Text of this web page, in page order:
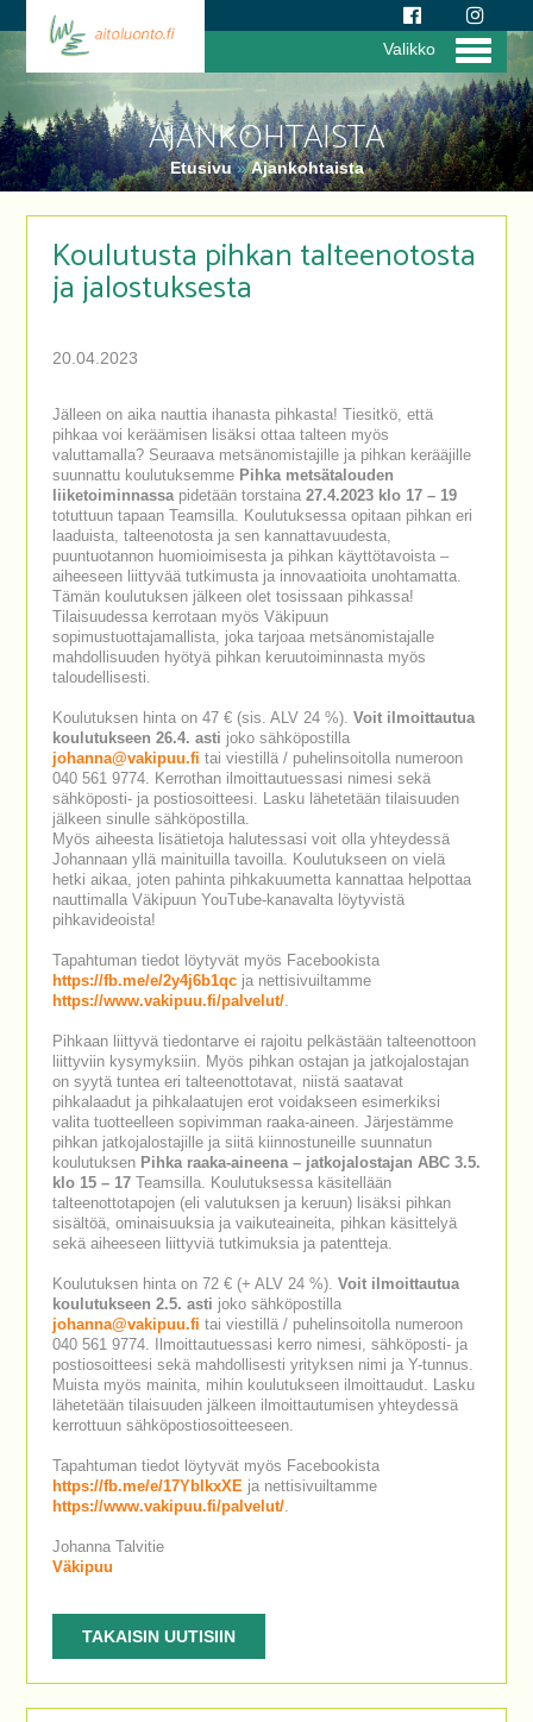
AJANKOHTAISTA
Etusivu»Ajankohtaista
Valikko
Koulutusta pihkan talteenotosta
ja jalostuksesta
20.04.2023
Jälleen on aika nauttia ihanasta pihkasta! Tiesitkö, että
pihkaa voi keräämisen lisäksi ottaa talteen myös
valuttamalla? Seuraava metsänomistajille ja pihkan kerääjille
suunnattu koulutuksemme Pihka metsätalouden
liiketoiminnassapidetään torstaina 27.4.2023 klo 17 – 19
totuttuun tapaan Teamsilla. Koulutuksessa opitaan pihkan eri
laaduista, talteenotosta ja sen kannattavuudesta,
puuntuotannon huomioimisesta ja pihkan käyttötavoista –
aiheeseen liittyvää tutkimusta ja innovaatioita unohtamatta.
Tämän koulutuksen jälkeen olet tosissaan pihkassa!
Tilaisuudessa kerrotaan myös Väkipuun
sopimustuottajamallista, joka tarjoaa metsänomistajalle
mahdollisuuden hyötyä pihkan keruutoiminnasta myös
taloudellisesti.
Koulutuksen hinta on 47 € (sis. ALV 24 %). Voit ilmoittautua
koulutukseen 26.4. asti joko sähköpostilla
johanna@vakipuu.fi tai viestillä / puhelinsoitolla numeroon
040 561 9774. Kerrothan ilmoittautuessasi nimesi sekä
sähköposti- ja postiosoitteesi. Lasku lähetetään tilaisuuden
jälkeen sinulle sähköpostilla.
Myös aiheesta lisätietoja halutessasi voit olla yhteydessä
Johannaan yllä mainituilla tavoilla. Koulutukseen on vielä
hetki aikaa, joten pahinta pihkakuumetta kannattaa helpottaa
nauttimalla Väkipuun YouTube-kanavalta löytyvistä
pihkavideoista!
Tapahtuman tiedot löytyvät myös Facebookista
https://fb.me/e/2y4j6b1qcja nettisivuiltamme
https://www.vakipuu.fi/palvelut/.
Pihkaan liittyvä tiedontarve ei rajoitu pelkästään talteenottoon
liittyviin kysymyksiin. Myös pihkan ostajan ja jatkojalostajan
on syytä tuntea eri talteenottotavat, niistä saatavat
pihkalaadut ja pihkalaatujen erot voidakseen esimerkiksi
valita tuotteelleen sopivimman raaka-aineen. Järjestämme
pihkan jatkojalostajille ja siitä kiinnostuneille suunnatun
koulutuksen Pihka raaka-aineena – jatkojalostajan ABC 3.5.
klo 15 – 17Teamsilla. Koulutuksessa käsitellään
talteenottotapojen (eli valutuksen ja keruun) lisäksi pihkan
sisältöä, ominaisuuksia ja vaikuteaineita, pihkan käsittelyä
sekä aiheeseen liittyviä tutkimuksia ja patentteja.
Koulutuksen hinta on 72 € (+ ALV 24 %). Voit ilmoittautua
koulutukseen 2.5. asti joko sähköpostilla
johanna@vakipuu.fi tai viestillä / puhelinsoitolla numeroon
040 561 9774. Ilmoittautuessasi kerro nimesi, sähköposti- ja
postiosoitteesi sekä mahdollisesti yrityksen nimi ja Y-tunnus.
Muista myös mainita, mihin koulutukseen ilmoittaudut. Lasku
lähetetään tilaisuuden jälkeen ilmoittautumisen yhteydessä
kerrottuun sähköpostiosoitteeseen.
Tapahtuman tiedot löytyvät myös Facebookista
https://fb.me/e/17YblkxXEja nettisivuiltamme
https://www.vakipuu.fi/palvelut/.
Johanna Talvitie
Väkipuu
TAKAISIN UUTISIIN